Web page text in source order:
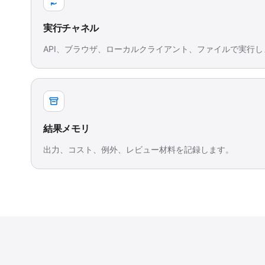
実行チャネル
API、ブラウザ、ローカルクライアント、ファイルで実行
結果メモリ
出力、コスト、例外、レビュー材料を記録します。